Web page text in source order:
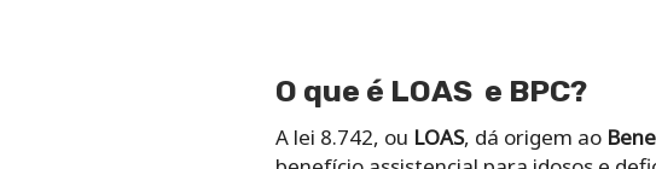
O que é LOAS e BPC?
A lei 8.742, ou LOAS, dá origem ao